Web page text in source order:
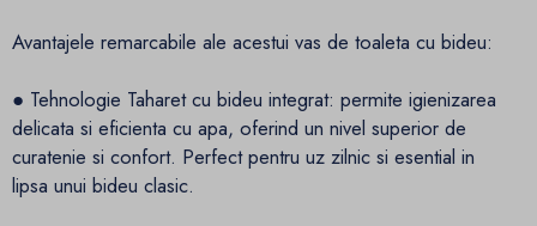
Avantajele remarcabile ale acestui vas de toaleta cu bideu:
● Tehnologie Taharet cu bideu integrat: permite igienizarea
delicata si eficienta cu apa, oferind un nivel superior de
curatenie si confort. Perfect pentru uz zilnic si esential in
lipsa unui bideu clasic.